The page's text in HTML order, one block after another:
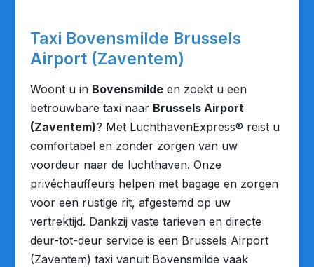
Taxi Bovensmilde Brussels
Airport (Zaventem)
Woont u in Bovensmildeen zoekt u een
betrouwbare taxi naar Brussels Airport
(Zaventem)? Met LuchthavenExpress® reist u
comfortabel en zonder zorgen van uw
voordeur naar de luchthaven. Onze
privéchauffeurs helpen met bagage en zorgen
voor een rustige rit, afgestemd op uw
vertrektijd. Dankzij vaste tarieven en directe
deur-tot-deur service is een Brussels Airport
(Zaventem) taxi vanuit Bovensmilde vaak